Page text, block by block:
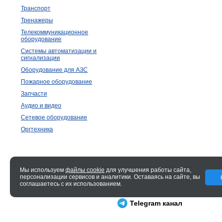
Мы используем файлы cookie для улучшения работы сайта,
персонализации сервисов и аналитики. Оставаясь на сайте, вы
соглашаетесь с их использованием.
Транспорт
Тренажеры
Телекоммуникационное
оборудование
Системы автоматизации и
сигнализации
Оборудование для АЗС
Пожарное оборудование
Запчасти
Аудио и видео
Сетевое оборудование
Оргтехника
Telegram канал
© 2005—2026 ENTERO
0.019 сек.